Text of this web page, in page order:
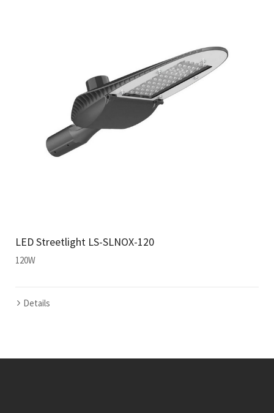
LED Streetlight LS-SLNOX-120
120W
Details